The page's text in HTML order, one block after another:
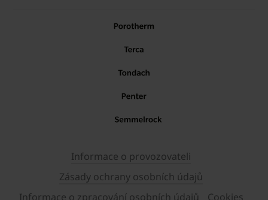
Informace o provozovateli
Zásady ochrany osobních údajů
Informace o zpracování osobních údajů
Cookies